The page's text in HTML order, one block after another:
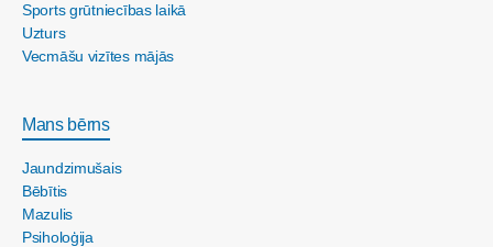
Sports grūtniecības laikā
Uzturs
Vecmāšu vizītes mājās
Mans bērns
Jaundzimušais
Bēbītis
Mazulis
Psiholoģija